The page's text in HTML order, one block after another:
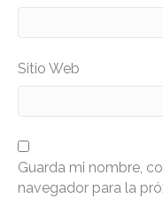
Sitio Web
Guarda mi nombre,
navegador para la